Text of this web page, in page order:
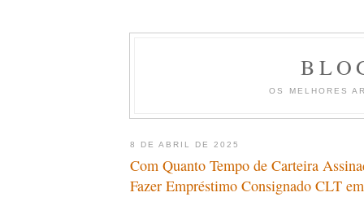
OS MELHORES
8 DE ABRIL DE 2025
Com Quanto Tempo de Carteira
Fazer Empréstimo Consignado CLT